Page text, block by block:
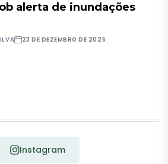
alerta de inundações
23 DE DEZEMBRO DE 2025
Instagram